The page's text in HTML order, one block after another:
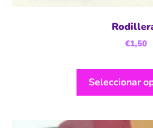
€1,50
Seleccionar